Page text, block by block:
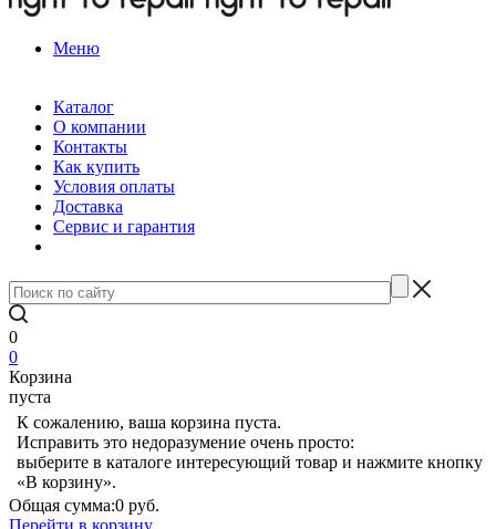
Меню
Каталог
О компании
Контакты
Как купить
Условия оплаты
Доставка
Сервис и гарантия
0
0
Корзина
пуста
К сожалению, ваша корзина пуста.
Исправить это недоразумение очень просто:
выберите в каталоге интересующий товар и нажмите кнопку
«В корзину».
Общая сумма:0 руб.
Перейти в корзину